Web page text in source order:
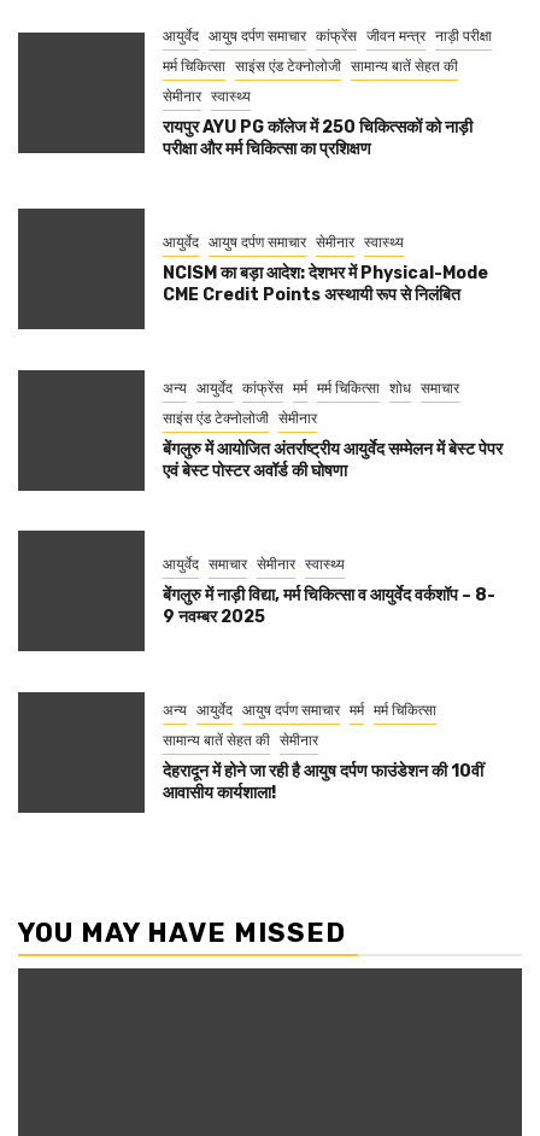
आयुर्वेद आयुष दर्पण समाचार कांफ्रेंस जीवन मन्त्र
नाड़ी परीक्षा
मर्म चिकित्सा
साइंस एंड टेक्नोलोजी
सामान्य बातें सेहत की
सेमीनार
स्वास्थ्य
रायपुर AYU PG कॉलेज में 250 चिकित्सकों को नाड़ी
परीक्षा और मर्म चिकित्सा का प्रशिक्षण
आयुर्वेद आयुष दर्पण समाचार सेमीनार स्वास्थ्य
NCISM का बड़ा आदेश: देशभर में Physical-Mode
CME Credit Points अस्थायी रूप से निलंबित
अन्य आयुर्वेद कांफ्रेंस मर्म मर्म चिकित्सा शोध
समाचार
साइंस एंड टेक्नोलोजी
सेमीनार
बेंगलुरु में आयोजित अंतर्राष्ट्रीय आयुर्वेद सम्मेलन में बेस्ट पेपर
एवं बेस्ट पोस्टर अवॉर्ड की घोषणा
आयुर्वेद समाचार सेमीनार स्वास्थ्य
बेंगलुरु में नाड़ी विद्या, मर्म चिकित्सा व आयुर्वेद वर्कशॉप – 8-
9 नवम्बर 2025
अन्य आयुर्वेद आयुष दर्पण समाचार मर्म
मर्म चिकित्सा
सामान्य बातें सेहत की
सेमीनार
देहरादून में होने जा रही है आयुष दर्पण फाउंडेशन की 10वीं
आवासीय कार्यशाला!
YOU MAY HAVE MISSED